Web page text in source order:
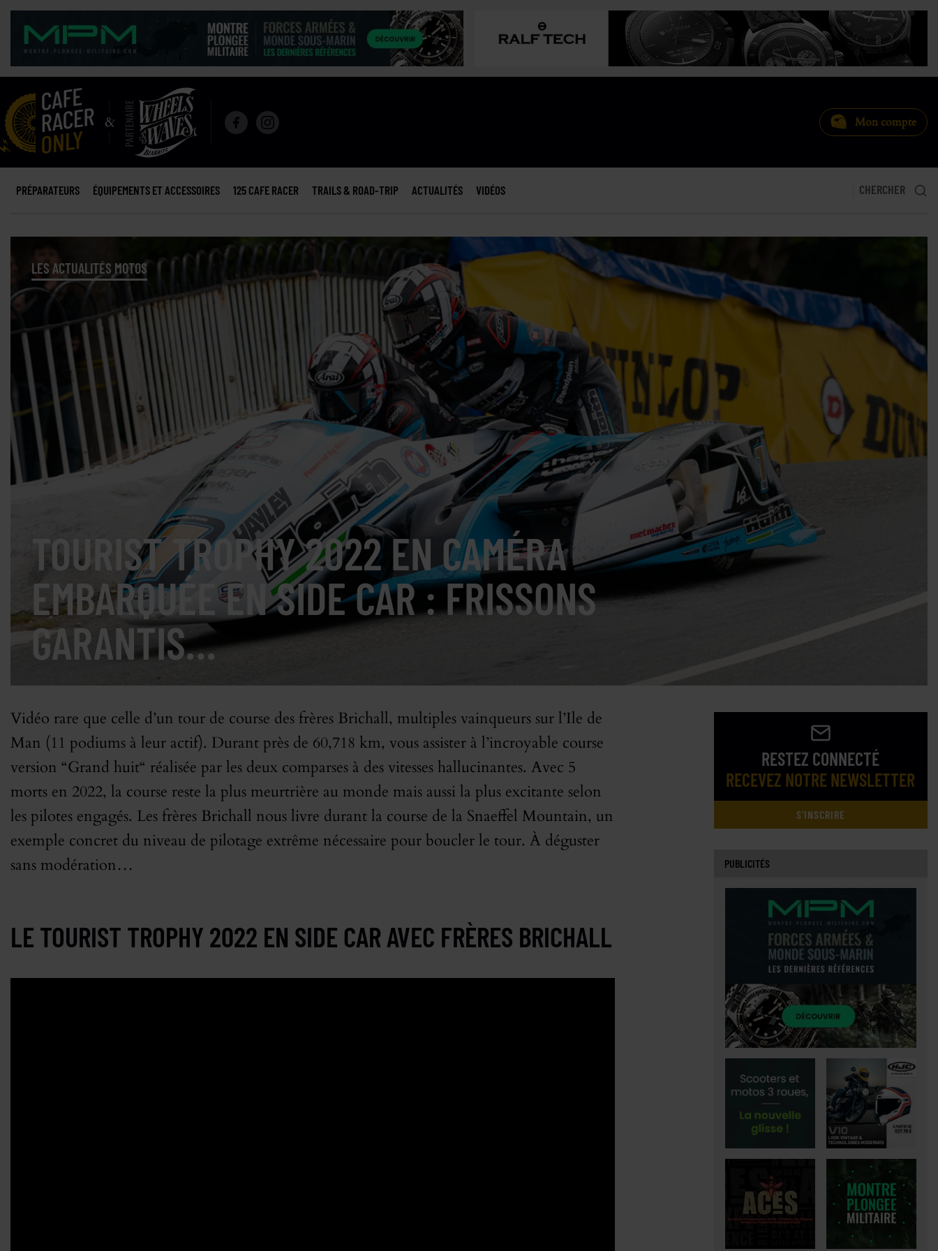
Mon compte
PRÉPARATEURS ÉQUIPEMENTS ET ACCESSOIRES 125 CAFE RACER TRAILS & ROAD-TRIP ACTUALITÉS VIDÉOS CHERCHER
LES ACTUALITÉS MOTOS
TOURIST TROPHY 2022 EN CAMÉRA
EMBARQUÉE EN SIDE CAR : FRISSONS
GARANTIS…
Vidéo rare que celle d’un tour de course des frères Brichall, multiples vainqueurs sur l’Ile de
Man (11 podiums à leur actif). Durant près de 60,718 km, vous assister à l’incroyable course
version “Grand huit“ réalisée par les deux comparses à des vitesses hallucinantes. Avec 5
morts en 2022, la course reste la plus meurtrière au monde mais aussi la plus excitante selon
les pilotes engagés. Les frères Brichall nous livre durant la course de la Snaeffel Mountain, un
exemple concret du niveau de pilotage extrême nécessaire pour boucler le tour. À déguster
sans modération…
LE TOURIST TROPHY 2022 EN SIDE CAR AVEC FRÈRES BRICHALL
RESTEZ CONNECTÉ
RECEVEZ NOTRE NEWSLETTER
S'INSCRIRE
PUBLICITÉS